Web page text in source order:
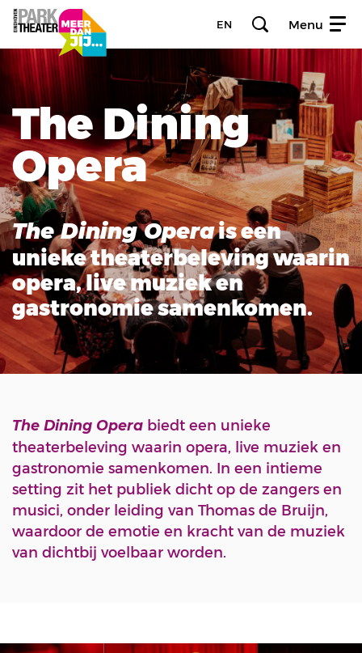
EN Menu
The Dining
Opera
The Dining Operais een
unieke theaterbeleving waarin
opera, live muziek en
gastronomie samenkomen.
The Dining Opera biedt een unieke
theaterbeleving waarin opera, live muziek en
gastronomie samenkomen. In een intieme
setting zit het publiek dicht op de zangers en
musici, onder leiding van Thomas de Bruijn,
waardoor de emotie en kracht van de muziek
van dichtbij voelbaar worden.
Overslaan
Inzoomen Inzoomen